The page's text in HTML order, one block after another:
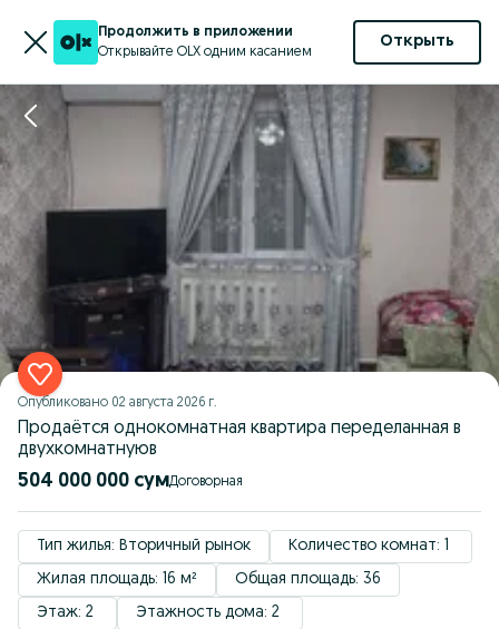
Продолжить в приложении
Открывайте OLX одним касанием
Открыть
Опубликовано 02 августа 2026 г.
Продаётся однокомнатная квартира переделанная в
двухкомнатнуюв
504 000 000 сум Договорная
Тип жилья: Вторичный рынок
Количество комнат: 1
Жилая площадь: 16 м²
Общая площадь: 36
Этаж: 2
Этажность дома: 2